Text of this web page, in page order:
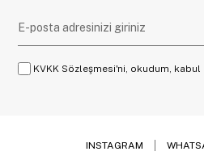
KVKK Sözleşmesi'ni, okudum, kabul
INSTAGRAM